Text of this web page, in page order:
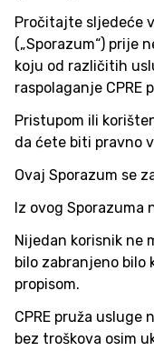
Pročitajte sljedeće
(„Sporazum“) prije
koju od različitih
raspolaganje CPRE
Pristupom ili
da ćete biti pravno
Ovaj Sporazum se
Iz ovog Sporazuma
Nijedan korisnik ne
bilo zabranjeno bilo
propisom.
CPRE pruža usluge
bez troškova osim